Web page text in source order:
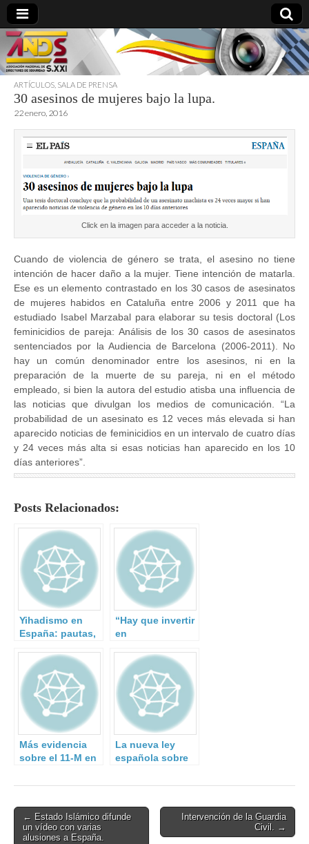
directoresdeseguridad.es
ARTÍCULOS SALA DE PRENSA
30 asesinos de mujeres bajo la lupa.
22 enero, 2016
Click en la imagen para acceder a la noticia.
Cuando de violencia de género se trata, el asesino no tiene
intención de hacer daño a la mujer. Tiene intención de matarla.
Ese es un elemento contrastado en los 30 casos de asesinatos
de mujeres habidos en Cataluña entre 2006 y 2011 que ha
estudiado Isabel Marzabal para elaborar su tesis doctoral (Los
feminicidios de pareja: Análisis de los 30 casos de asesinatos
sentenciados por la Audiencia de Barcelona (2006-2011). No
hay un común denominador entre los asesinos, ni en la
preparación de la muerte de su pareja, ni en el método
empleado, si bien la autora del estudio atisba una influencia de
las noticias que divulgan los medios de comunicación. “La
probabilidad de un asesinato es 12 veces más elevada si han
aparecido noticias de feminicidios en un intervalo de cuatro días
y 24 veces más alta si esas noticias han aparecido en los 10
días anteriores”.
Posts Relacionados:
Yihadismo en
España: pautas,
continuidad
desde el 11-M.
“Hay que invertir
en
mismo que se
invierte en
seguridad física”
Más evidencia
sobre el 11-M en
Estado Islámico
La nueva ley
española sobre
usarlos de noche
urbanas.
Post
navigation
← Estado Islámico difunde
un vídeo con varias
alusiones a España.
Intervención de la Guardia
Civil. →